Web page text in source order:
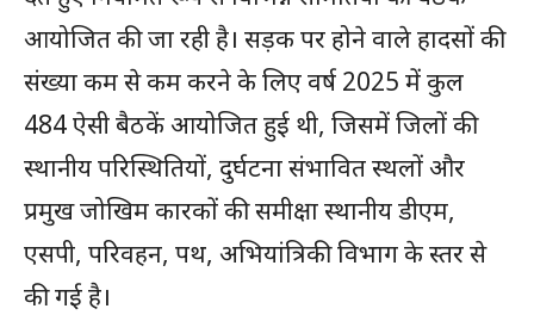
आयोजित की जा रही है। सड़क पर होने वाले हादसों की
संख्या कम से कम करने के लिए वर्ष 2025 में कुल
484 ऐसी बैठकें आयोजित हुई थी, जिसमें जिलों की
स्थानीय परिस्थितियों, दुर्घटना संभावित स्थलों और
प्रमुख जोखिम कारकों की समीक्षा स्थानीय डीएम,
एसपी, परिवहन, पथ, अभियांत्रिकी विभाग के स्तर से
की गई है।